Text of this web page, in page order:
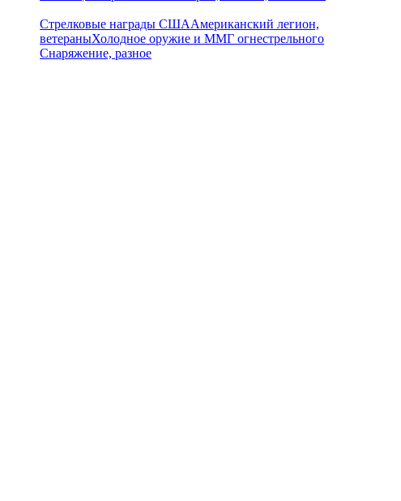
Стрелковые награды СШААмериканский легион,
ветераныХолодное оружие и ММГ огнестрельного
Снаряжение, разное